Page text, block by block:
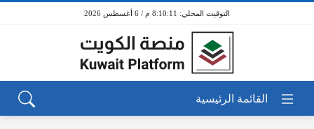
8:10:11 م / 6 أغسطس 2026